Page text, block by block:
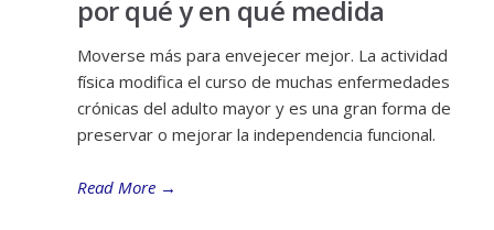
por qué y en qué medida
Moverse más para envejecer mejor. La actividad
física modifica el curso de muchas enfermedades
crónicas del adulto mayor y es una gran forma de
preservar o mejorar la independencia funcional.
Read More →